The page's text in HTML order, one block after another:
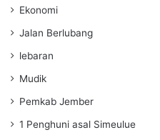
Ekonomi
Jalan Berlubang
lebaran
Mudik
Pemkab Jember
1 Penghuni asal Simeulue